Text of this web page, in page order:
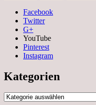
Facebook
Twitter
G+
YouTube
Pinterest
Instagram
Kategorien
Kategorien